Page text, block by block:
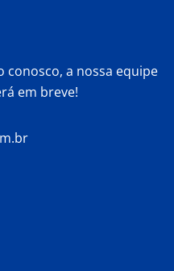
a nossa equipe
em breve!